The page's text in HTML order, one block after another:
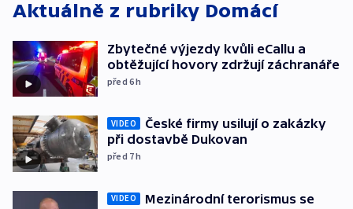
Aktuálně z rubriky Domácí
Zbytečné výjezdy kvůli eCallu a
obtěžující hovory zdržují záchranáře
před 6h
VIDEO
České firmy usilují o zakázky
při dostavbě Dukovan
před 7h
VIDEO
Mezinárodní terorismus se